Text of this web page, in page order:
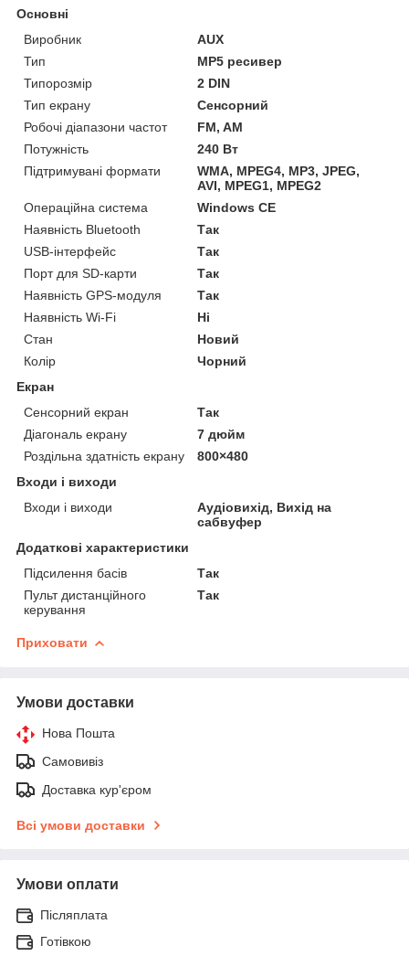
Основні
Виробник
AUX
Тип
MP5 ресивер
Типорозмір
2 DIN
Тип екрану
Сенсорний
Робочі діапазони частот
FM, AM
Потужність
240 Вт
Підтримувані формати
WMA, MPEG4, MP3, JPEG,
AVI, MPEG1, MPEG2
Операційна система
Windows CE
Наявність Bluetooth
Так
USB-інтерфейс
Так
Порт для SD-карти
Так
Наявність GPS-модуля
Так
Наявність Wi-Fi
Ні
Стан
Новий
Колір
Чорний
Екран
Сенсорний екран
Так
Діагональ екрану
7 дюйм
Роздільна здатність екрану
800×480
Входи і виходи
Входи і виходи
Аудіовихід, Вихід на
сабвуфер
Додаткові характеристики
Підсилення басів
Так
Пульт дистанційного
керування
Так
Приховати
Умови доставки
Нова Пошта
Самовивіз
Доставка кур'єром
Всі умови доставки
Умови оплати
Післяплата
Готівкою